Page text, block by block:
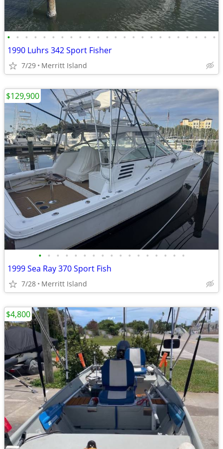
• • • • • • • • • • • • • • • • • • • • • • • •
1990 Luhrs 342 Sport Fisher
7/29 Merritt Island
• • • • • • • • • • • • • • • • •
1999 Sea Ray 370 Sport Fish
7/28 Merritt Island
$129,900
$4,800